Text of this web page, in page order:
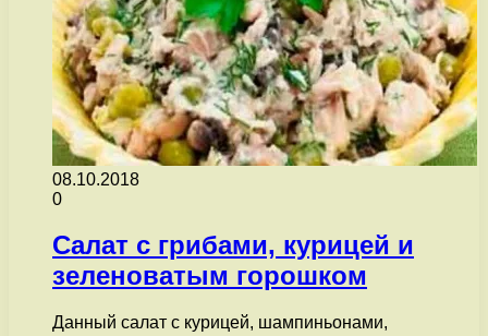
08.10.2018
0
Салат с грибами, курицей и
зеленоватым горошком
Данный салат с курицей, шампиньонами,